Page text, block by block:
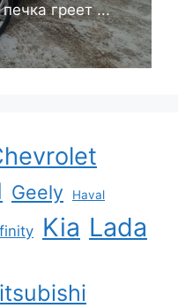
греет ...
Geely Haval
Kia Lada